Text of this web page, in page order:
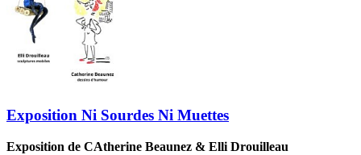
Exposition Ni Sourdes Ni Muettes
Exposition de CAtherine Beaunez & Elli Drouilleau